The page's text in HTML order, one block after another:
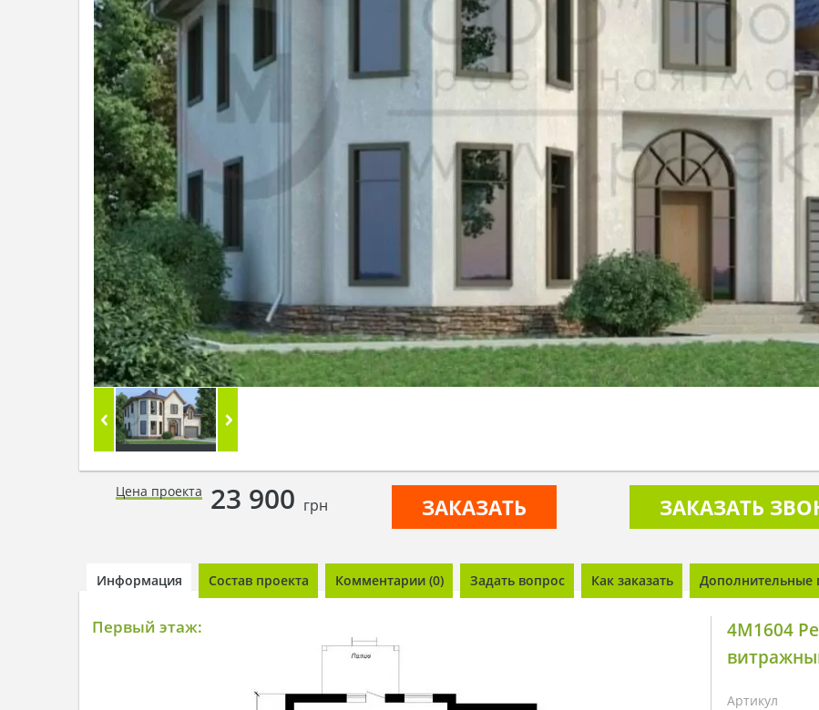
Цена проекта 23 900 грн ЗАКАЗАТЬ ЗАКАЗАТЬ
Информация Состав проекта Комментарии (0) Задать вопрос Как заказать Дополнительные
Первый этаж:
4M1604
Артикул